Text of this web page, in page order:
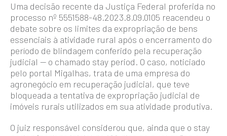
Uma decisão recente da Justiça Federal proferida no
processo nº 5551588-48.2023.8.09.0105 reacendeu o
debate sobre os limites da expropriação de bens
essenciais à atividade rural após o encerramento do
período de blindagem conferido pela recuperação
judicial — o chamado stay period. O caso, noticiado
pelo portal Migalhas, trata de uma empresa do
agronegócio em recuperação judicial, que teve
bloqueada a tentativa de expropriação judicial de
imóveis rurais utilizados em sua atividade produtiva.
O juiz responsável considerou que, ainda que o stay